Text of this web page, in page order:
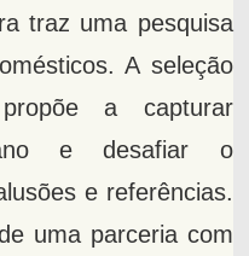
traz uma pesquisa
A seleção
a capturar
e desafiar o
e referências.
uma parceria com